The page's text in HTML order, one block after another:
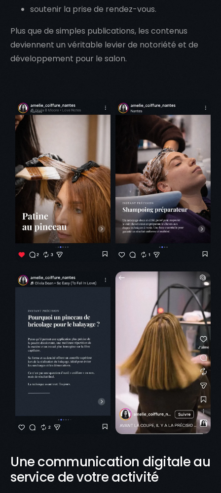
soutenir la prise de rendez-vous.
Plus que de simples publications, les contenus
deviennent un véritable levier de notoriété et de
développement pour le salon.
Une communication digitale au
service de votre activité